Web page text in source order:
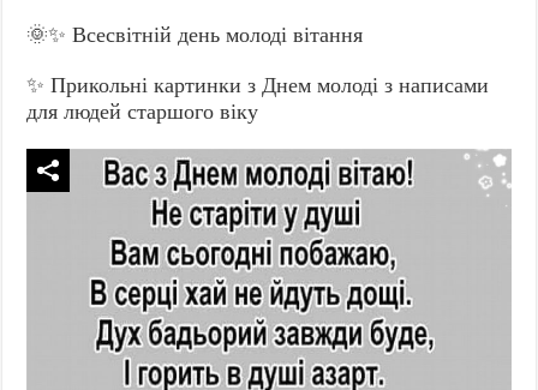
🌞✨ Всесвітній день молоді вітання
✨ Прикольні картинки з Днем молоді з написами
для людей старшого віку